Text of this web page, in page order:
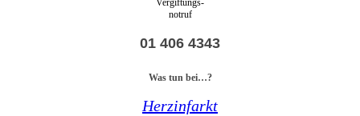
Vergiftungs-
notruf
01 406 4343
Was tun bei…?
Herzinfarkt